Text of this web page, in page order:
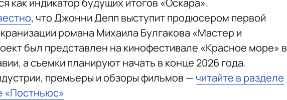
как индикатор будущих итогов «Оскара».
, что Джонни Депп выступит продюсером первой
романа Михаила Булгакова «Мастер и
был представлен на кинофестивале «Красное море» в
а съемки планируют начать в конце 2026 года.
премьеры и обзоры фильмов —читайте в разделе
«Постньюс»